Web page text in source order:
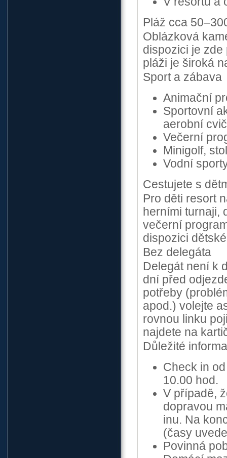
Pláž cca
Oblázková
dispozici je
pláži je široká
Sport a zábava
Animační
Sportovní
aerobní
Večerní
Minigolf,
Vodní
Cestujete s
Pro děti resort
herními turnaji,
večerní
dispozici
Bez delegáta
Delegát není k
dní před
potřeby
apod.) volejte
rovnou linku
najdete na
Důležité
Check in
10.00 hod.
V případě,
dopravou
inu. Na
(časy
Povinná